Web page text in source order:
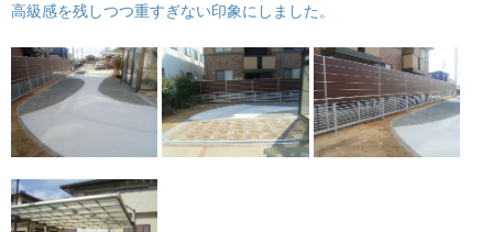
高級感を残しつつ重すぎない印象にしました。